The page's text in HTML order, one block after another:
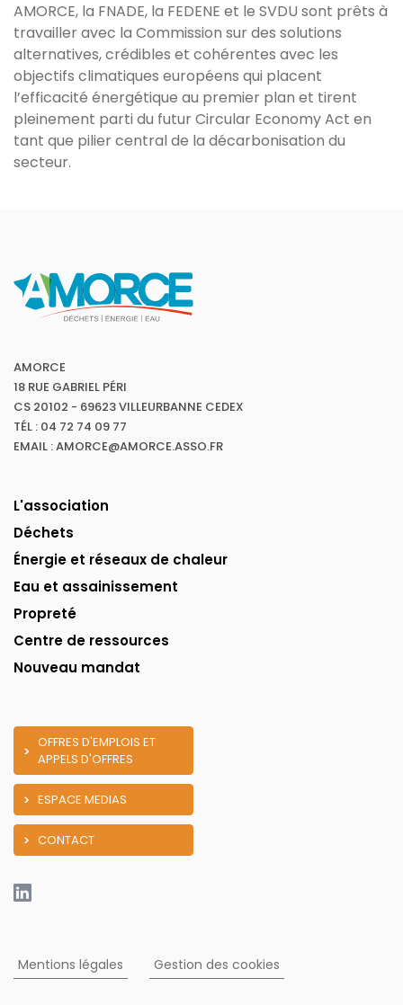
AMORCE, la FNADE, la FEDENE et le SVDU sont prêts à
travailler avec la Commission sur des solutions
alternatives, crédibles et cohérentes avec les
objectifs climatiques européens qui placent
l’efficacité énergétique au premier plan et tirent
pleinement parti du futur Circular Economy Act en
tant que pilier central de la décarbonisation du
secteur.
AMORCE
18 RUE GABRIEL PÉRI
CS 20102 - 69623 VILLEURBANNE CEDEX
TÉL : 04 72 74 09 77
EMAIL : AMORCE@AMORCE.ASSO.FR
L'association
Déchets
Énergie et réseaux de chaleur
Eau et assainissement
Propreté
Centre de ressources
Nouveau mandat
OFFRES D'EMPLOIS ET
APPELS D'OFFRES
ESPACE MEDIAS
CONTACT
Mentions légales Gestion des cookies